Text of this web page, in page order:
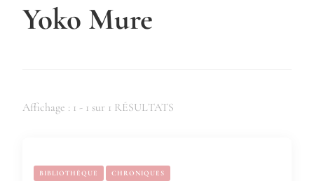
Yoko Mure
Affichage : 1 - 1 sur 1 RÉSULTATS
BIBLIOTHÈQUE CHRONIQUES